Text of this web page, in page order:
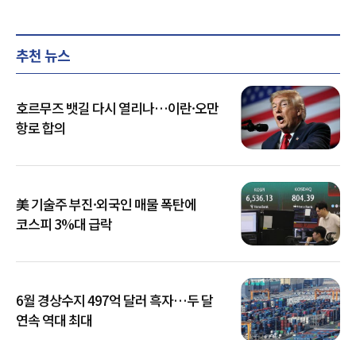
추천 뉴스
호르무즈 뱃길 다시 열리나…이란·오만
항로 합의
美 기술주 부진·외국인 매물 폭탄에
코스피 3%대 급락
6월 경상수지 497억 달러 흑자…두 달
연속 역대 최대